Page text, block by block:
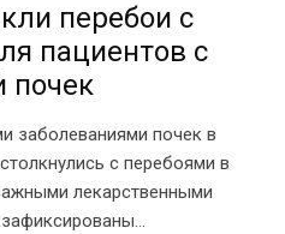
перебои с
пациентов с
почек
заболеваниями почек в
с перебоями в
лекарственными